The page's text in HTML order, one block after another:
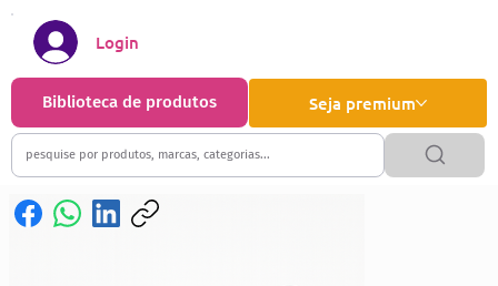
Seja premium
Biblioteca de produtos
Login